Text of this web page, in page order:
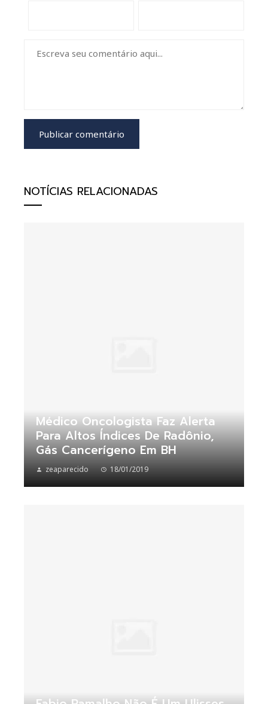
NOTÍCIAS RELACIONADAS
Médico Oncologista Faz Alerta
Para Altos Índices De Radônio,
Gás Cancerígeno Em BH
zeaparecido 18/01/2019